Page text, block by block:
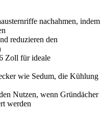
nachahmen, indem
reduzieren den
Zoll für ideale
wie Sedum, die Kühlung
Nutzen, wenn Gründächer
werden